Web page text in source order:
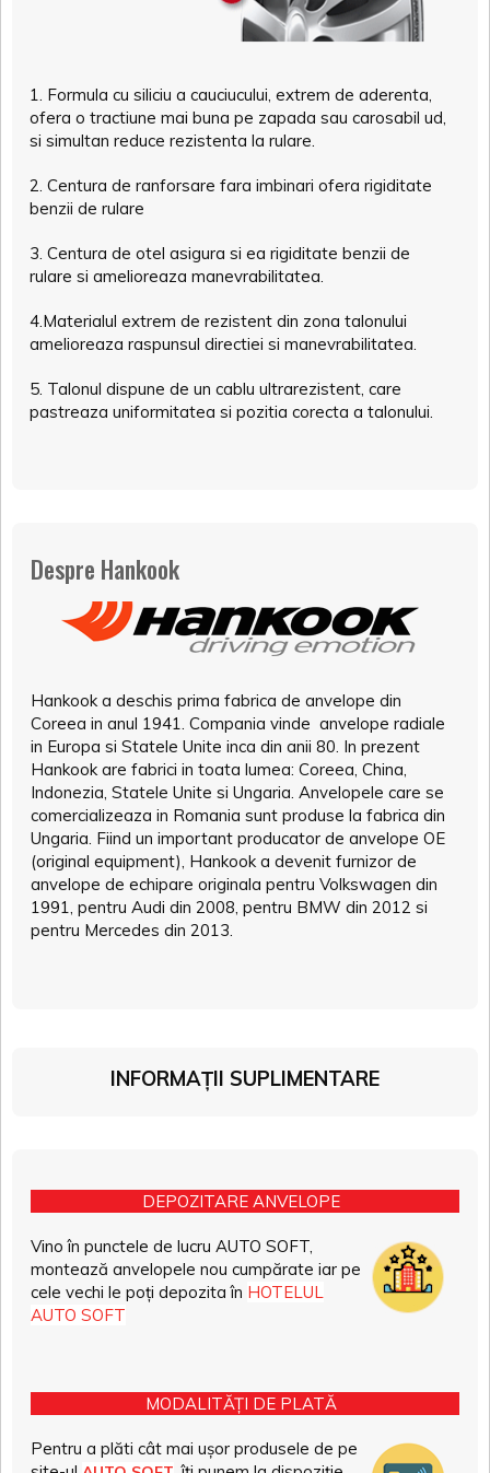
1. Formula cu siliciu a cauciucului, extrem de aderenta,
ofera o tractiune mai buna pe zapada sau carosabil ud,
si simultan reduce rezistenta la rulare.
2. Centura de ranforsare fara imbinari ofera rigiditate
benzii de rulare
3. Centura de otel asigura si ea rigiditate benzii de
rulare si amelioreaza manevrabilitatea.
4.Materialul extrem de rezistent din zona talonului
amelioreaza raspunsul directiei si manevrabilitatea.
5. Talonul dispune de un cablu ultrarezistent, care
pastreaza uniformitatea si pozitia corecta a talonului.
Despre Hankook
Hankook a deschis prima fabrica de anvelope din
Coreea in anul 1941. Compania vinde anvelope radiale
in Europa si Statele Unite inca din anii 80. In prezent
Hankook are fabrici in toata lumea: Coreea, China,
Indonezia, Statele Unite si Ungaria. Anvelopele care se
comercializeaza in Romania sunt produse la fabrica din
Ungaria. Fiind un important producator de anvelope OE
(original equipment), Hankook a devenit furnizor de
anvelope de echipare originala pentru Volkswagen din
1991, pentru Audi din 2008, pentru BMW din 2012 si
pentru Mercedes din 2013.
INFORMAȚII SUPLIMENTARE
DEPOZITARE ANVELOPE
Vino în punctele de lucru AUTO SOFT,
montează anvelopele nou cumpărate iar pe
cele vechi le poți depozita în HOTELUL
AUTO SOFT
MODALITĂȚI DE PLATĂ
Pentru a plăti cât mai ușor produsele de pe